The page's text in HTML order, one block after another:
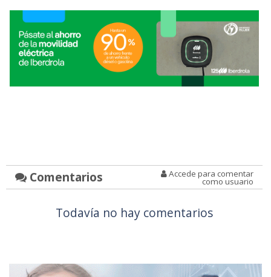
Comentarios Accede para comentar
como usuario
Todavía no hay comentarios